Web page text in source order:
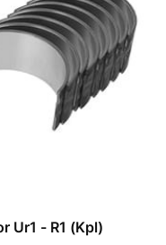
Ur1 - R1 (Kpl)